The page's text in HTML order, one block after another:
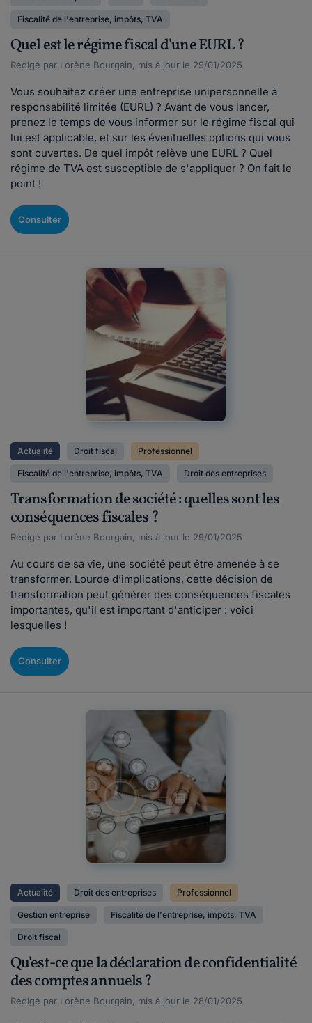
Fiscalité de l'entreprise, impôts, TVA
Quel est le régime fiscal d'une EURL ?
Rédigé par Lorène Bourgain, mis à jour le 29/01/2025
Vous souhaitez créer une entreprise unipersonnelle à
responsabilité limitée (EURL) ? Avant de vous lancer,
prenez le temps de vous informer sur le régime fiscal qui
lui est applicable, et sur les éventuelles options qui vous
sont ouvertes. De quel impôt relève une EURL ? Quel
régime de TVA est susceptible de s'appliquer ? On fait le
point !
Consulter
Actualité Droit fiscal Professionnel
Fiscalité de l'entreprise, impôts, TVA Droit des entreprises
Transformation de société : quelles sont les
conséquences fiscales ?
Rédigé par Lorène Bourgain, mis à jour le 29/01/2025
Au cours de sa vie, une société peut être amenée à se
transformer. Lourde d’implications, cette décision de
transformation peut générer des conséquences fiscales
importantes, qu'il est important d'anticiper : voici
lesquelles !
Consulter
Actualité Droit des entreprises Professionnel
Gestion entreprise Fiscalité de l'entreprise, impôts, TVA
Droit fiscal
Qu'est-ce que la déclaration de confidentialité
des comptes annuels ?
Rédigé par Lorène Bourgain, mis à jour le 28/01/2025